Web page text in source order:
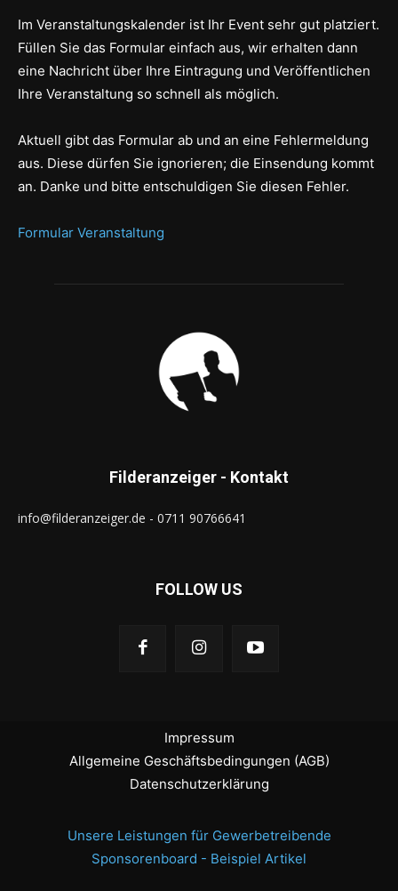
Im Veranstaltungskalender ist Ihr Event sehr gut platziert.
Füllen Sie das Formular einfach aus, wir erhalten dann
eine Nachricht über Ihre Eintragung und Veröffentlichen
Ihre Veranstaltung so schnell als möglich.
Aktuell gibt das Formular ab und an eine Fehlermeldung
aus. Diese dürfen Sie ignorieren; die Einsendung kommt
an. Danke und bitte entschuldigen Sie diesen Fehler.
Formular Veranstaltung
Filderanzeiger - Kontakt
info@filderanzeiger.de - 0711 90766641
FOLLOW US
Impressum
Allgemeine Geschäftsbedingungen (AGB)
Datenschutzerklärung
Unsere Leistungen für Gewerbetreibende
Sponsorenboard - Beispiel Artikel